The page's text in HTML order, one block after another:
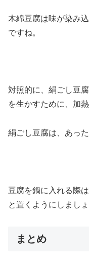
木綿豆腐は味が染み
ですね。
対照的に、絹ごし豆
を生かすために、加
絹ごし豆腐は、あっ
豆腐を鍋に入れる際
と置くようにしましょ
まとめ